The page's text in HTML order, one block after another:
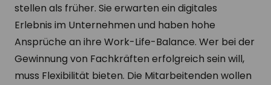
stellen als früher. Sie erwarten ein digitales
Erlebnis im Unternehmen und haben hohe
Ansprüche an ihre Work-Life-Balance. Wer bei der
Gewinnung von Fachkräften erfolgreich sein will,
muss Flexibilität bieten. Die Mitarbeitenden wollen